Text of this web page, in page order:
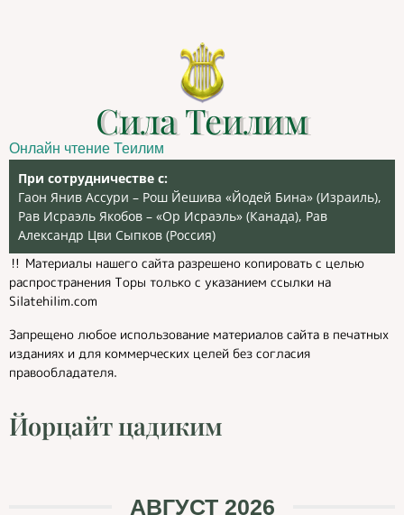
Сила Теилим
Онлайн чтение Теилим
При сотрудничестве с:
Гаон Янив Ассури – Рош Йешива «Йодей Бина» (Израиль),
Рав Исраэль Якобов – «Ор Исраэль» (Канада), Рав
Александр Цви Сыпков (Россия)
‼️ Материалы нашего сайта разрешено копировать с целью
распространения Торы только с указанием ссылки на
Silatehilim.com
Запрещено любое использование материалов сайта в печатных
изданиях и для коммерческих целей без согласия
правообладателя.
Йорцайт цадиким
АВГУСТ 2026